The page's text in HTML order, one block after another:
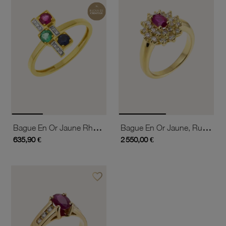
Bague En Or Jaune Rhodié, Saphir, Rubis, Émeraude Et Diamants
635,90 €
Bague En Or Jaune, Rubis Double Entourage Diamants
2 550,00 €
favorite_borderAjouter à vos favoris